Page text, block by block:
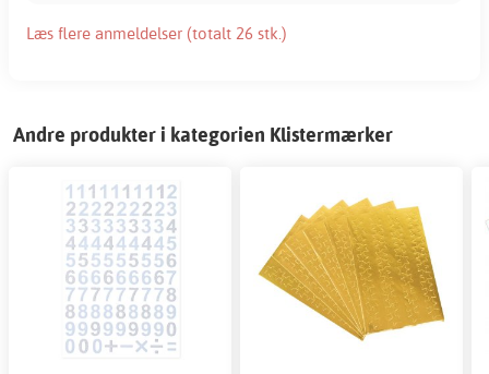
Læs flere anmeldelser (totalt 26 stk.)
Andre produkter i kategorien Klistermærker